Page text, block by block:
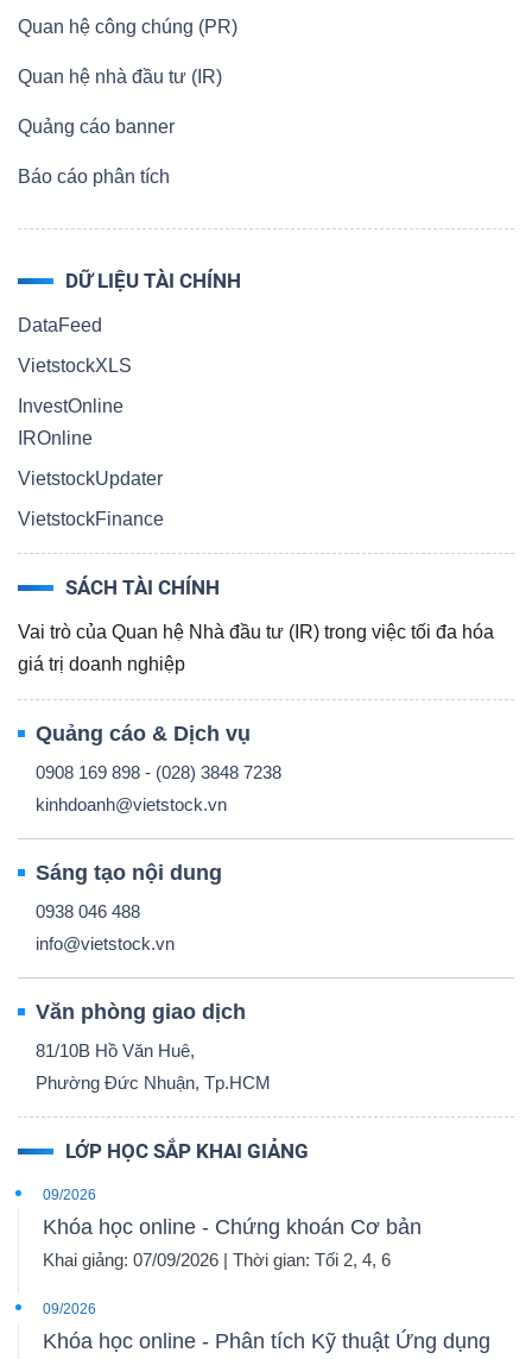
Quan hệ công chúng (PR)
Quan hệ nhà đầu tư (IR)
Quảng cáo banner
Báo cáo phân tích
DỮ LIỆU TÀI CHÍNH
DataFeed
VietstockXLS
InvestOnline
IROnline
VietstockUpdater
VietstockFinance
SÁCH TÀI CHÍNH
Vai trò của Quan hệ Nhà đầu tư (IR) trong việc tối đa hóa
giá trị doanh nghiệp
Quảng cáo & Dịch vụ
0908 169 898 - (028) 3848 7238
kinhdoanh@vietstock.vn
Sáng tạo nội dung
0938 046 488
info@vietstock.vn
Văn phòng giao dịch
81/10B Hồ Văn Huê,
Phường Đức Nhuận, Tp.HCM
LỚP HỌC SẮP KHAI GIẢNG
09/2026
Khóa học online - Chứng khoán Cơ bản
Khai giảng: 07/09/2026 | Thời gian: Tối 2, 4, 6
09/2026
Khóa học online - Phân tích Kỹ thuật Ứng dụng